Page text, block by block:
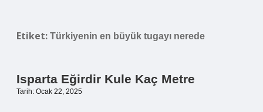
Etiket: Türkiyenin en büyük tugayı nerede
Isparta Eğirdir Kule Kaç Metre
Tarih: Ocak 22, 2025